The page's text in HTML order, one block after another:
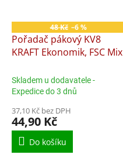
48 Kč –6 %
Pořadač pákový KV8
KRAFT Ekonomik, FSC Mix
Skladem u dodavatele -
Expedice do 3 dnů
37,10 Kč bez DPH
44,90 Kč
Do košíku